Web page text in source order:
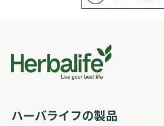
ハーバライフの製品